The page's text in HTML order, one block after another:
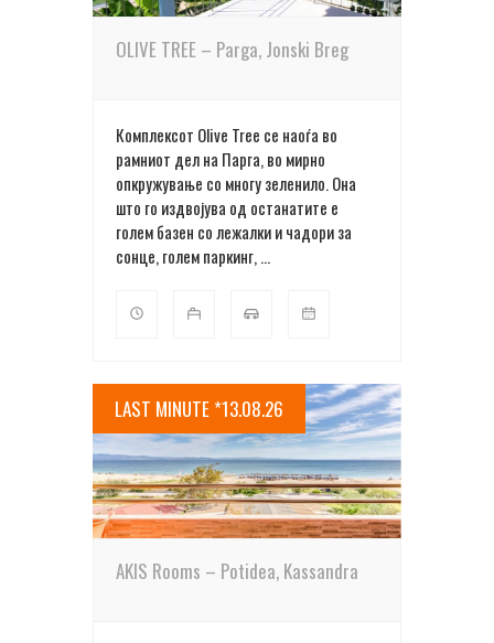
OLIVE TREE – Parga, Jonski Breg
Комплексот Olive Tree се наоѓа во
рамниот дел на Парга, во мирно
опкружување со многу зеленило. Она
што го издвојува од останатите е
голем базен со лежалки и чадори за
сонце, голем паркинг, ...
LAST MINUTE *13.08.26
ПОВЕЌЕ ДЕТАЛИ
AKIS Rooms – Potidea, Kassandra